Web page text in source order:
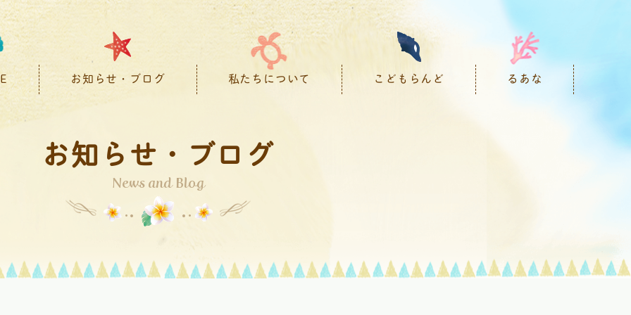
お知らせ・ブログ 私たちについて こどもらんど るあな
お知らせ・ブログ
News and Blog